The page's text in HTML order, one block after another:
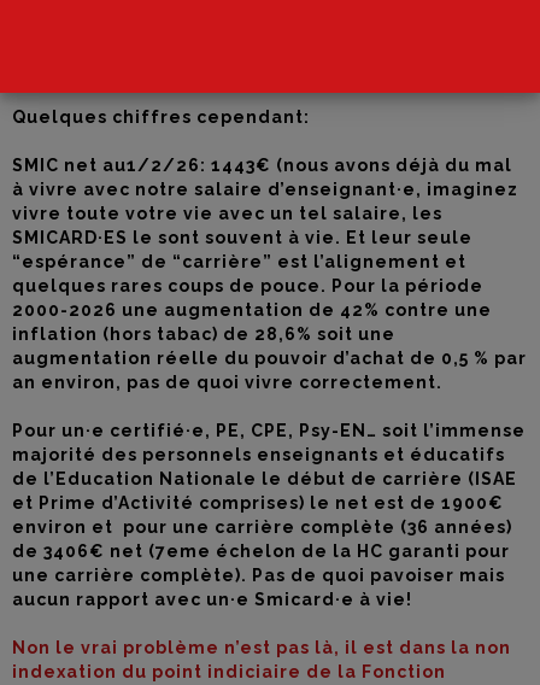
Quelques chiffres cependant:
SMIC net au1/2/26: 1443€ (nous avons déjà du mal
à vivre avec notre salaire d’enseignant·e, imaginez
vivre toute votre vie avec un tel salaire, les
SMICARD·ES le sont souvent à vie. Et leur seule
“espérance” de “carrière” est l’alignement et
quelques rares coups de pouce. Pour la période
2000-2026 une augmentation de 42% contre une
inflation (hors tabac) de 28,6% soit une
augmentation réelle du pouvoir d’achat de 0,5 % par
an environ, pas de quoi vivre correctement.
Pour un·e certifié·e, PE, CPE, Psy-EN… soit l’immense
majorité des personnels enseignants et éducatifs
de l’Education Nationale le début de carrière (ISAE
et Prime d’Activité comprises) le net est de 1900€
environ et pour une carrière complète (36 années)
de 3406€ net (7eme échelon de la HC garanti pour
une carrière complète). Pas de quoi pavoiser mais
aucun rapport avec un·e Smicard·e à vie!
Non le vrai problème n’est pas là, il est dans la non
indexation du point indiciaire de la Fonction